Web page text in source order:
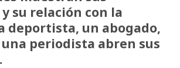
su relación con la
deportista, un abogado,
periodista abren sus